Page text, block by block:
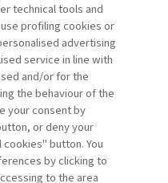
technical tools and
profiling cookies or
advertising
service in line with
and/or for the
the behaviour of the
your consent by
or deny your
button. You
by clicking to
to the area